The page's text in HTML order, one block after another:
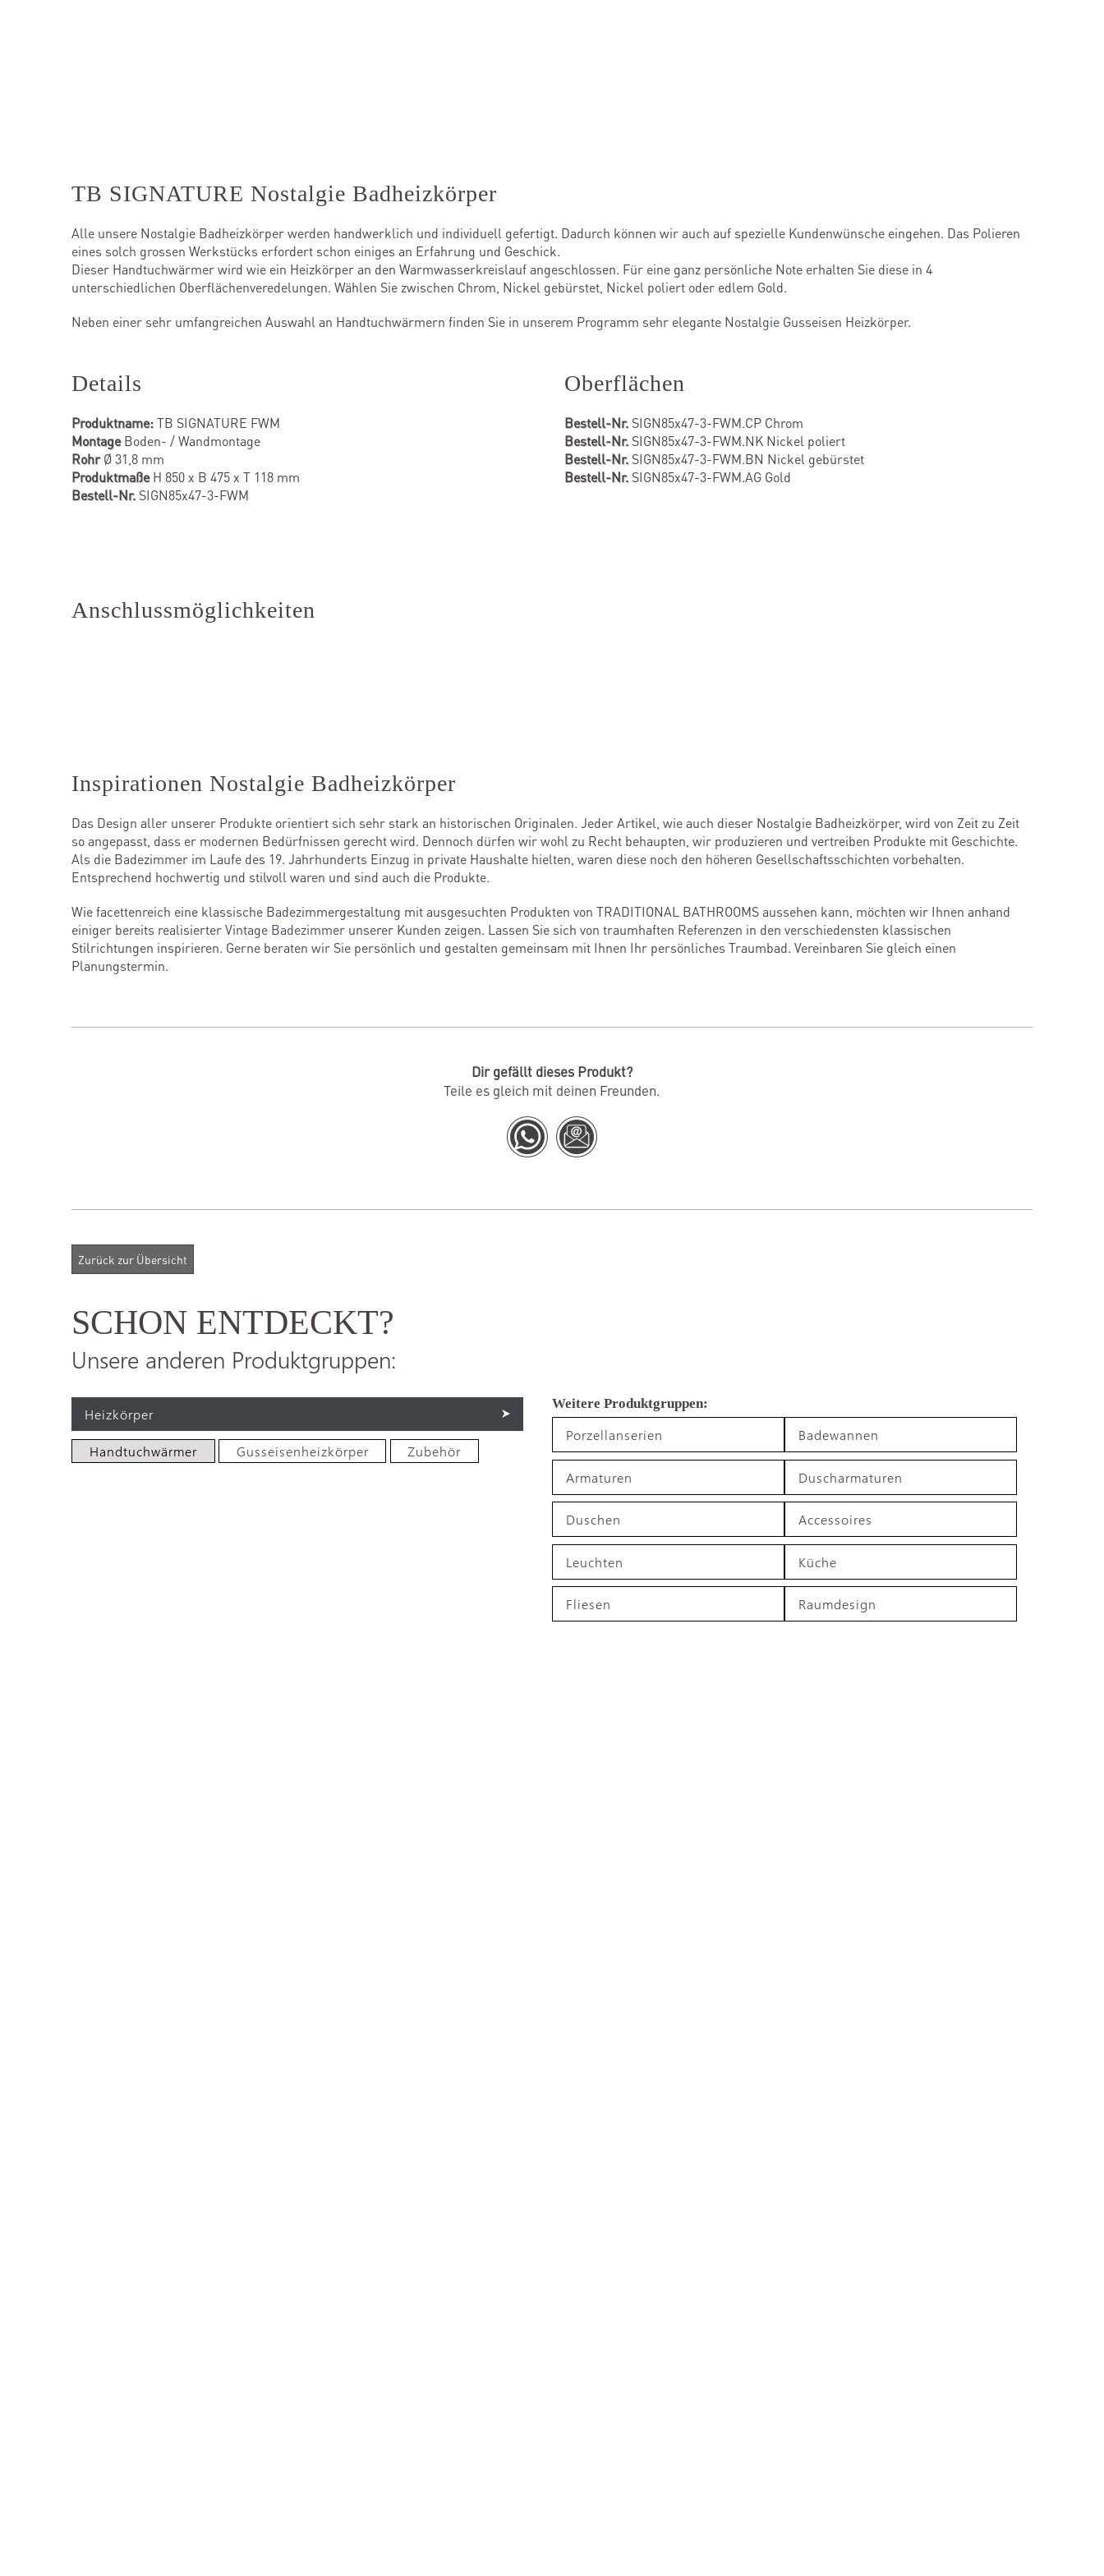
TB SIGNATURE Nostalgie Badheizkörper
Alle unsere Nostalgie Badheizkörper werden handwerklich und individuell gefertigt. Dadurch können wir auch auf spezielle Kundenwünsche eingehen. Das Polieren
eines solch grossen Werkstücks erfordert schon einiges an Erfahrung und Geschick.
Dieser Handtuchwärmer wird wie ein Heizkörper an den Warmwasserkreislauf angeschlossen. Für eine ganz persönliche Note erhalten Sie diese in 4
unterschiedlichen Oberflächenveredelungen. Wählen Sie zwischen Chrom, Nickel gebürstet, Nickel poliert oder edlem Gold.
Neben einer sehr umfangreichen Auswahl an Handtuchwärmern finden Sie in unserem Programm sehr elegante Nostalgie Gusseisen Heizkörper.
Details
Produktname:TB SIGNATURE FWM
MontageBoden- / Wandmontage
RohrØ 31,8 mm
ProduktmaßeH 850 x B 475 x T 118 mm
Bestell-Nr. SIGN85x47-3-FWM
Oberflächen
Bestell-Nr. SIGN85x47-3-FWM.CP Chrom
Bestell-Nr. SIGN85x47-3-FWM.NK Nickel poliert
Bestell-Nr. SIGN85x47-3-FWM.BN Nickel gebürstet
Bestell-Nr. SIGN85x47-3-FWM.AG Gold
Anschlussmöglichkeiten
Inspirationen Nostalgie Badheizkörper
Das Design aller unserer Produkte orientiert sich sehr stark an historischen Originalen. Jeder Artikel, wie auch dieser Nostalgie Badheizkörper, wird von Zeit zu Zeit
so angepasst, dass er modernen Bedürfnissen gerecht wird. Dennoch dürfen wir wohl zu Recht behaupten, wir produzieren und vertreiben Produkte mit Geschichte.
Als die Badezimmer im Laufe des 19. Jahrhunderts Einzug in private Haushalte hielten, waren diese noch den höheren Gesellschaftsschichten vorbehalten.
Entsprechend hochwertig und stilvoll waren und sind auch die Produkte.
Wie facettenreich eine klassische Badezimmergestaltung mit ausgesuchten Produkten von TRADITIONAL BATHROOMS aussehen kann, möchten wir Ihnen anhand
einiger bereits realisierterVintage Badezimmer unserer Kunden zeigen. Lassen Sie sich von traumhaften Referenzen in den verschiedensten klassischen
Stilrichtungen inspirieren. Gerne beraten wir Sie persönlich und gestalten gemeinsam mit Ihnen Ihr persönliches Traumbad. Vereinbaren Sie gleich einen
Planungstermin.
Dir gefällt dieses Produkt?
Teile es gleich mit deinen Freunden.
SCHON ENTDECKT?
Unsere anderen Produktgruppen:
Porzellanserien Badewannen
Armaturen Duscharmaturen
Duschen
Heizkörper
Handtuchwärmer
Gusseisenheizkörper Zubehör
Accessoires
Leuchten Küche
Fliesen Raumdesign